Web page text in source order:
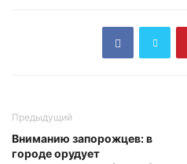
Предыдущий
Вниманию запорожцев: в
городе орудует